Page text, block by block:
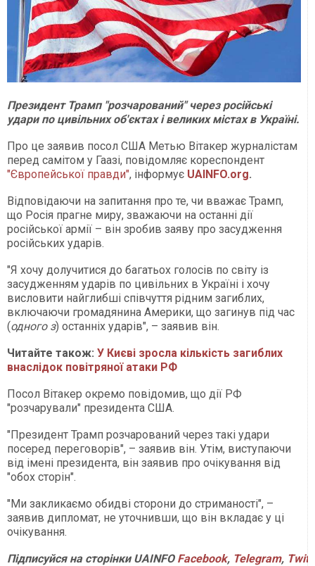
Президент Трамп "розчарований" через російські
удари по цивільних об'єктах і великих містах в Україні.
Про це заявив посол США Метью Вітакер журналістам
перед самітом у Гаазі, повідомляє кореспондент
"Європейської правди", інформує UAINFO.org.
Відповідаючи на запитання про те, чи вважає Трамп,
що Росія прагне миру, зважаючи на останні дії
російської армії – він зробив заяву про засудження
російських ударів.
"Я хочу долучитися до багатьох голосів по світу із
засудженням ударів по цивільних в Україні і хочу
висловити найглибші співчуття рідним загиблих,
включаючи громадянина Америки, що загинув під час
(одного з) останніх ударів", – заявив він.
Читайте також: У Києві зросла кількість загиблих
внаслідок повітряної атаки РФ
Посол Вітакер окремо повідомив, що дії РФ
"розчарували" президента США.
"Президент Трамп розчарований через такі удари
посеред переговорів", – заявив він. Утім, виступаючи
від імені президента, він заявив про очікування від
"обох сторін".
"Ми закликаємо обидві сторони до стриманості", –
заявив дипломат, не уточнивши, що він вкладає у ці
очікування.
ПідписуйсянасторінкиUAINFO Facebook, Telegram,